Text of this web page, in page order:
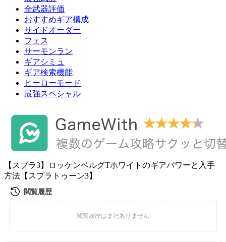
全武器評価
おすすめギア構成
サイドオーダー
フェス
サーモンラン
ギアシミュ
ギア検索機能
ヒーローモード
最強スペシャル
【スプラ3】ロッケンベルグTホワイトのギアパワーと入手
方法【スプラトゥーン3】